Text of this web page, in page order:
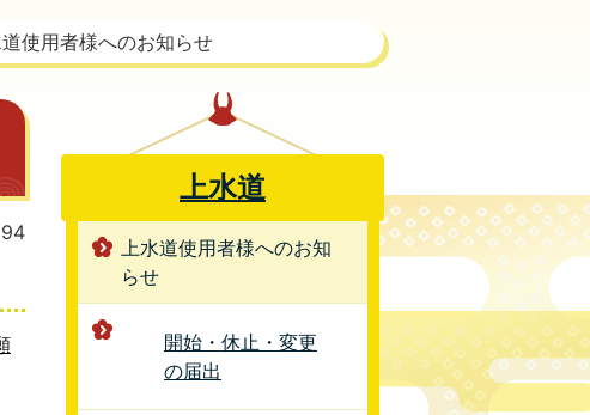
使用者様へのお知らせ
上水道
上水道使用者様へのお知
らせ
開始・休止・変更
の届出